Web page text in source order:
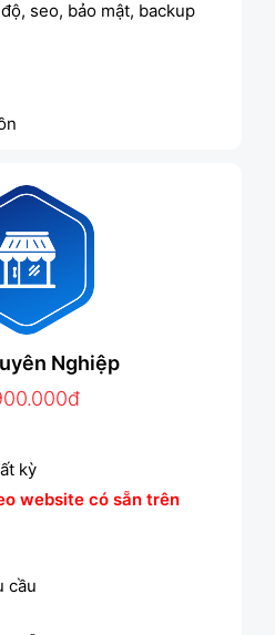
seo, bảo mật, backup
Nghiệp
kỳ
website có sẵn trên
cầu